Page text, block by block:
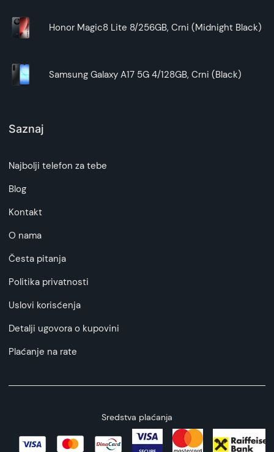
Honor Magic8 Lite 8/256GB, Crni (Midnight Black)
Samsung Galaxy A17 5G 4/128GB, Crni (Black)
Saznaj
Najbolji telefon za tebe
Blog
Kontakt
O nama
Česta pitanja
Politika privatnosti
Uslovi korisćenja
Detalji ugovora o kupovini
Plaćanje na rate
Sredstva plaćanja